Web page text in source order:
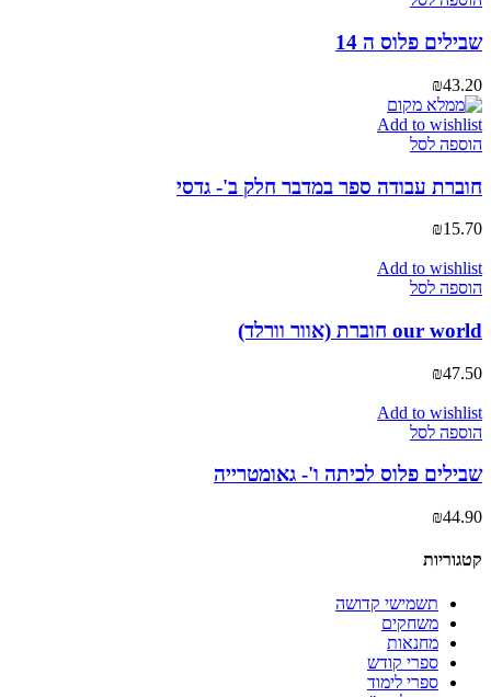
שבילים פלוס ה 14
₪43.20
Add to wishlist
הוספה לסל
חוברת עבודה ספר במדבר חלק ב'- גדסי
₪15.70
Add to wishlist
הוספה לסל
our world חוברת (אוור וורלד)
₪47.50
Add to wishlist
הוספה לסל
שבילים פלוס לכיתה ו'- גאומטרייה
₪44.90
קטגוריות
תשמישי קדושה
משחקים
מחנאות
ספרי קודש
ספרי לימוד